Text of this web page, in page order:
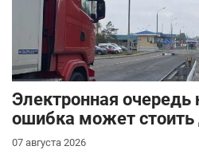
Электронная очередь
ошибка может стоить
07 августа 2026